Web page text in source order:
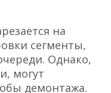
на
сегменты,
Однако,
могут
демонтажа.